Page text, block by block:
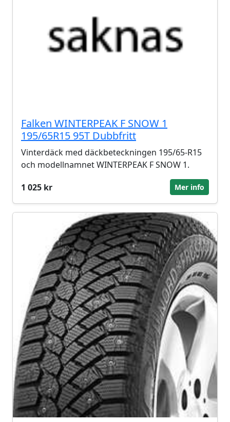
Falken WINTERPEAK F SNOW 1
195/65R15 95T Dubbfritt
Vinterdäck med däckbeteckningen 195/65-R15
och modellnamnet WINTERPEAK F SNOW 1.
1 025 kr
Mer info